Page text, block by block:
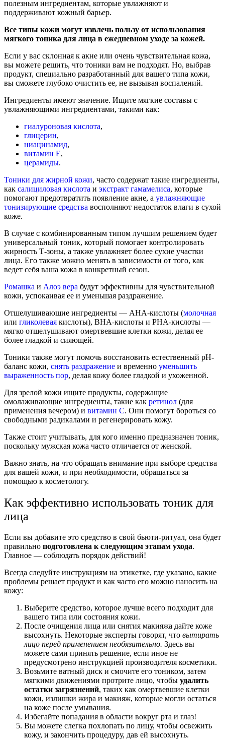
полезным ингредиентам, которые увлажняют и
поддерживают кожный барьер.
Все типы кожи могут извлечь пользу от использования
мягкого тоника для лица в ежедневном уходе за кожей.
Если у вас склонная к акне или очень чувствительная кожа,
вы можете решить, что тоники вам не подходят. Но, выбрав
продукт, специально разработанный для вашего типа кожи,
вы сможете глубоко очистить ее, не вызывая воспалений.
Ингредиенты имеют значение. Ищите мягкие составы с
увлажняющими ингредиентами, такими как:
гиалуроновая кислота,
глицерин,
ниацинамид,
витамин Е,
церамиды.
Тоники для жирной кожи, часто содержат такие ингредиенты,
как салициловая кислота и экстракт гамамелиса, которые
помогают предотвратить появление акне, а увлажняющие
тонизирующие средства восполняют недостаток влаги в сухой
коже.
В случае с комбинированным типом лучшим решением будет
универсальный тоник, который помогает контролировать
жирность Т-зоны, а также увлажняет более сухие участки
лица. Его также можно менять в зависимости от того, как
ведет себя ваша кожа в конкретный сезон.
Ромашка и Алоэ вера будут эффективны для чувствительной
кожи, успокаивая ее и уменьшая раздражение.
Отшелушивающие ингредиенты — AHA-кислоты (молочная
или гликолевая кислоты), BHA-кислоты и PHA-кислоты —
мягко отшелушивают омертвевшие клетки кожи, делая ее
более гладкой и сияющей.
Тоники также могут помочь восстановить естественный pH-
баланс кожи, снять раздражение и временно уменьшить
выраженность пор, делая кожу более гладкой и ухоженной.
Для зрелой кожи ищите продукты, содержащие
омолаживающие ингредиенты, такие как ретинол (для
применения вечером) и витамин С. Они помогут бороться со
свободными радикалами и регенерировать кожу.
Также стоит учитывать, для кого именно предназначен тоник,
поскольку мужская кожа часто отличается от женской.
Важно знать, на что обращать внимание при выборе средства
для вашей кожи, и при необходимости, обращаться за
помощью к косметологу.
Как эффективно использовать тоник для
лица
Если вы добавите это средство в свой бьюти-ритуал, она будет
правильно подготовлена к следующим этапам ухода.
Главное — соблюдать порядок действий!
Всегда следуйте инструкциям на этикетке, где указано, какие
проблемы решает продукт и как часто его можно наносить на
кожу:
Выберите средство, которое лучше всего подходит для
вашего типа или состояния кожи.
После очищения лица или снятия макияжа дайте коже
высохнуть. Некоторые эксперты говорят, что вытирать
лицо перед применением необязательно. Здесь вы
можете сами принять решение, если иное не
предусмотрено инструкцией производителя косметики.
Возьмите ватный диск и смочите его тоником, затем
мягкими движениями протрите лицо, чтобы удалить
остатки загрязнений, таких как омертвевшие клетки
кожи, излишки жира и макияж, которые могли остаться
на коже после умывания.
Избегайте попадания в области вокруг рта и глаз!
Вы можете слегка похлопать по лицу, чтобы освежить
кожу, и закончить процедуру, дав ей высохнуть.